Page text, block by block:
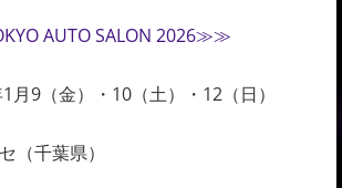
AUTO SALON 2026≫≫
1月9（金）・10（土）・12（日）
（千葉県）